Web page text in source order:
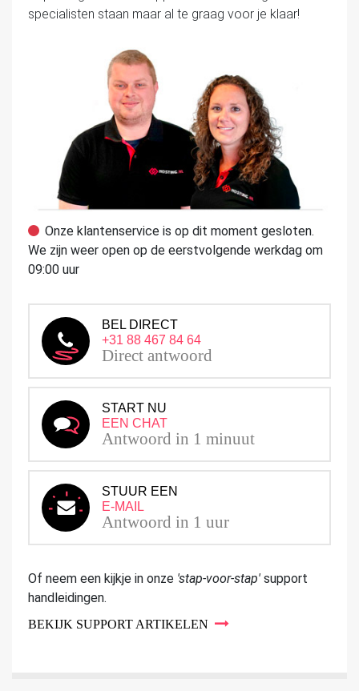
specialisten staan maar al te graag voor je klaar!
Onze klantenservice is op dit moment gesloten.
We zijn weer open op de eerstvolgende werkdag om
09:00 uur
BEL DIRECT
+31 88 467 84 64
Direct antwoord
START NU
EEN CHAT
Antwoord in 1 minuut
STUUR EEN
E-MAIL
Antwoord in 1 uur
Of neem een kijkje in onze 'stap-voor-stap' support
handleidingen.
BEKIJK SUPPORT ARTIKELEN